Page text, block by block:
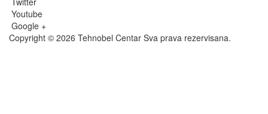
Youtube
Google +
Copyright © 2026 Tehnobel Centar Sva prava rezervisana.